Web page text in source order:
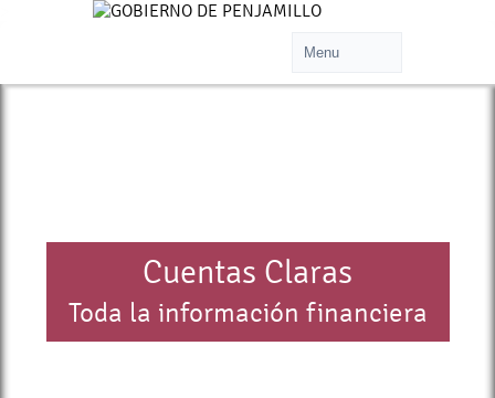
Cuentas Claras
Toda la información financiera